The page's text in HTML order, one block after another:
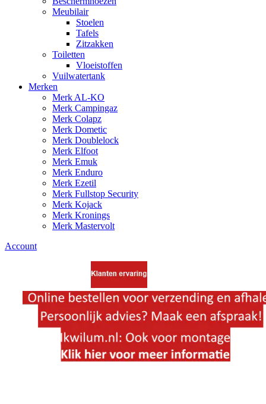
Meubilair
Stoelen
Tafels
Zitzakken
Toiletten
Vloeistoffen
Vuilwatertank
Merken
Merk AL-KO
Merk Campingaz
Merk Colapz
Merk Dometic
Merk Doublelock
Merk Elfoot
Merk Emuk
Merk Enduro
Merk Ezetil
Merk Fullstop Security
Merk Kojack
Merk Kronings
Merk Mastervolt
Account